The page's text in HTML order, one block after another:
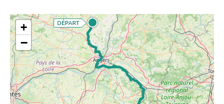
+
−